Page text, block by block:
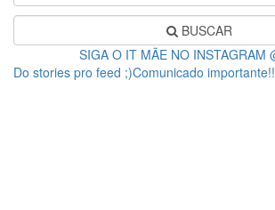
BUSCAR
SIGA O IT MÃE NO INSTAGRAM
Do stories pro feed ;)Comunicado